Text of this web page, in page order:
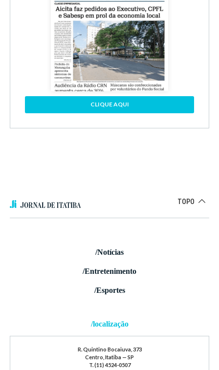
CLIQUE AQUI
TOPO
/Notícias
/Entretenimento
/Esportes
/localização
R. Quintino Bocaiuva, 373
Centro, Itatiba — SP
T. (11) 4524-0507